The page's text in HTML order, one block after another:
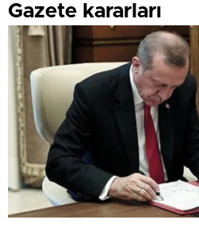
Gazete kararları